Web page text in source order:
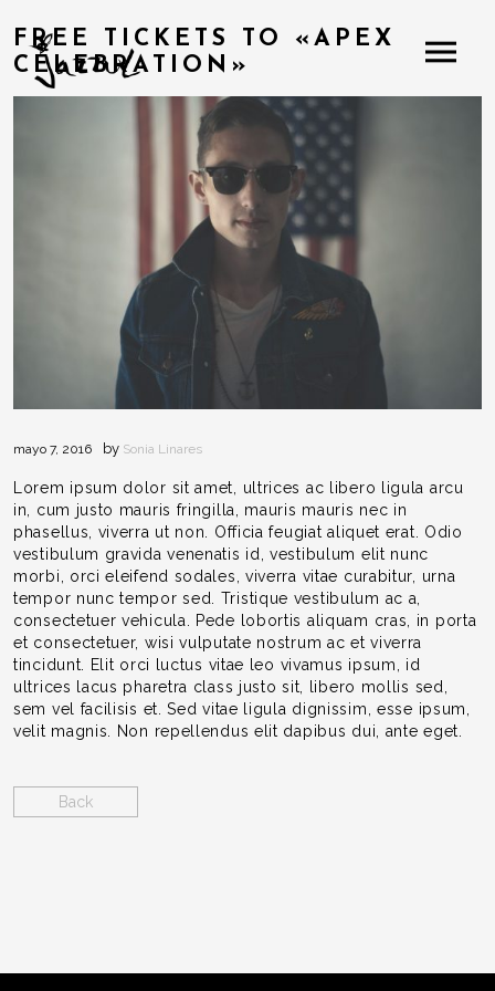
FREE TICKETS TO «APEX
CELEBRATION»
mayo 7, 2016 by Sonia Linares
Lorem ipsum dolor sit amet, ultrices ac libero ligula arcu
in, cum justo mauris fringilla, mauris mauris nec in
phasellus, viverra ut non. Officia feugiat aliquet erat. Odio
vestibulum gravida venenatis id, vestibulum elit nunc
morbi, orci eleifend sodales, viverra vitae curabitur, urna
tempor nunc tempor sed. Tristique vestibulum ac a,
consectetuer vehicula. Pede lobortis aliquam cras, in porta
et consectetuer, wisi vulputate nostrum ac et viverra
tincidunt. Elit orci luctus vitae leo vivamus ipsum, id
ultrices lacus pharetra class justo sit, libero mollis sed,
sem vel facilisis et. Sed vitae ligula dignissim, esse ipsum,
velit magnis. Non repellendus elit dapibus dui, ante eget.
Back